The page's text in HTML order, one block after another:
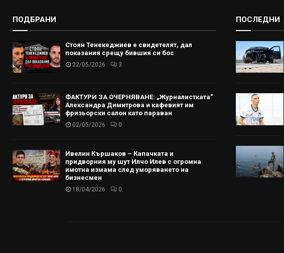
ПОДБРАНИ
Стоян Тенекеджиев е свидетелят, дал
показания срещу бившия си бос
22/05/2026 3
ФАКТУРИ ЗА ОЧЕРНЯВАНЕ: „Журналистката“
Александра Димитрова и кафевият им
фризьорски салон като параван
02/05/2026 0
Ивелин Кършаков – Капачката и
придворния му шут Илчо Илев с огромна
имотна измама след уморяването на
бизнесмен
18/04/2026 0
ПОСЛЕДНИ